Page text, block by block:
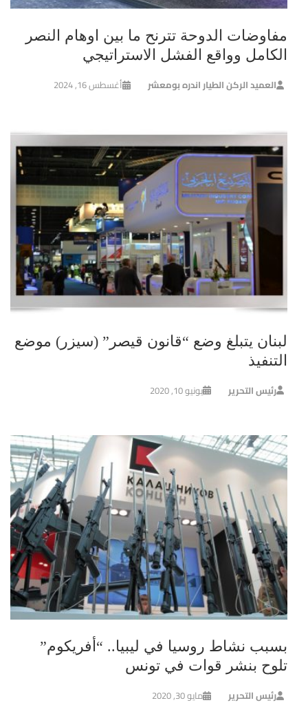
مفاوضات الدوحة تترنح ما بين اوهام النصر
الكامل وواقع الفشل الاستراتيجي
العميد الركن الطيار اندره بومعشر أغسطس 16, 2024
لبنان يتبلغ وضع “قانون قيصر” (سيزر) موضع
التنفيذ
رئيس التحرير يونيو 10, 2020
بسبب نشاط روسيا في ليبيا.. “أفريكوم”
تلوح بنشر قوات في تونس
رئيس التحرير مايو 30, 2020